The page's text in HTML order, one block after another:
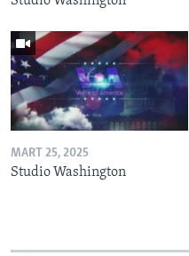
MART 25, 2025
Studio Washington